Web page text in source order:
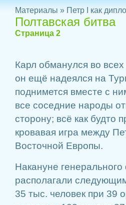
Материалы » Петр I как
Полтавская битва
Страница 2
Карл обманулся во
он ещё надеялся на
поднимется вместе с
все соседние народы
сторону; всё как будто
кровавая игра между
Восточной Европы.
Накануне
располагали
35 тыс. человек при 39